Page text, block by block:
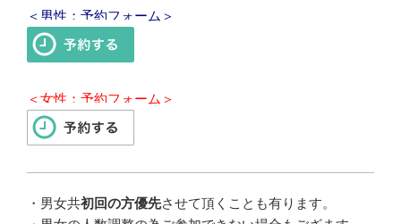
＜男性：予約フォーム＞
＜女性：予約フォーム＞
・ 男女共初回の方優先させて頂くことも有ります。